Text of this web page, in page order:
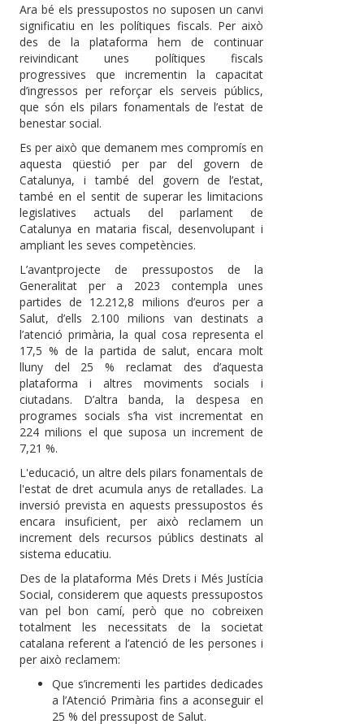
Ara bé els pressupostos no suposen un canvi
significatiu en les polítiques fiscals. Per això
des de la plataforma hem de continuar
reivindicant unes polítiques fiscals
progressives que incrementin la capacitat
d’ingressos per reforçar els serveis públics,
que són els pilars fonamentals de l’estat de
benestar social.
Es per això que demanem mes compromís en
aquesta qüestió per par del govern de
Catalunya, i també del govern de l’estat,
també en el sentit de superar les limitacions
legislatives actuals del parlament de
Catalunya en mataria fiscal, desenvolupant i
ampliant les seves competències.
L’avantprojecte de pressupostos de la
Generalitat per a 2023 contempla unes
partides de 12.212,8 milions d’euros per a
Salut, d’ells 2.100 milions van destinats a
l’atenció primària, la qual cosa representa el
17,5 % de la partida de salut, encara molt
lluny del 25 % reclamat des d’aquesta
plataforma i altres moviments socials i
ciutadans. D’altra banda, la despesa en
programes socials s’ha vist incrementat en
224 milions el que suposa un increment de
7,21 %.
L'educació, un altre dels pilars fonamentals de
l'estat de dret acumula anys de retallades. La
inversió prevista en aquests pressupostos és
encara insuficient, per això reclamem un
increment dels recursos públics destinats al
sistema educatiu.
Des de la plataforma Més Drets i Més Justícia
Social, considerem que aquests pressupostos
van pel bon camí, però que no cobreixen
totalment les necessitats de la societat
catalana referent a l’atenció de les persones i
per això reclamem:
Que s’incrementi les partides dedicades
a l’Atenció Primària fins a aconseguir el
25 % del pressupost de Salut.